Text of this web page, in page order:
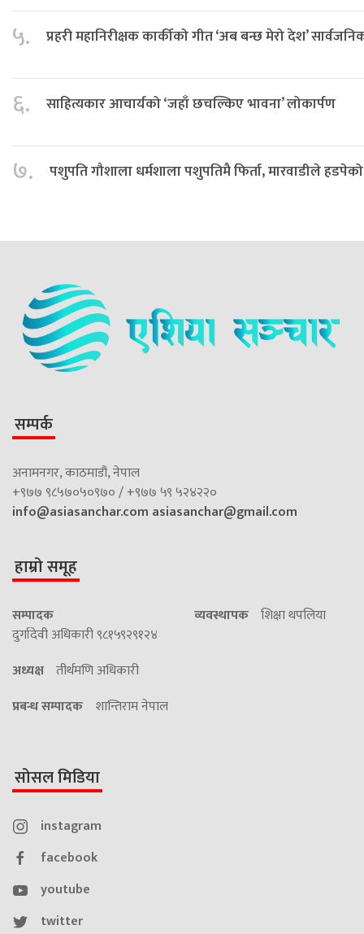
५. प्रहरी महानिरीक्षक कार्कीको गीत ‘अब बन्छ मेरो देश’
६. साहित्यकार आचार्यको ‘जहाँ छचल्किए भावना’ लोकार्पण
७. पशुपति गौशाला धर्मशाला पशुपतिमै फिर्ता, मारवाडीले
सम्पर्क
अनामनगर, काठमाडौं, नेपाल
+९७७ ९८५७०५०९७० / +९७७ ५९ ५२४२२०
info@asiasanchar.com asiasanchar@gmail.com
हाम्रो समूह
सम्पादक
दुर्गादेवी अधिकारी ९८१५९२९१२४
व्यवस्थापक शिक्षा थपलिया
अध्यक्ष तीर्थमणि अधिकारी
प्रबन्ध सम्पादक शान्तिराम नेपाल
सोसल मिडिया
instagram
facebook
youtube
twitter